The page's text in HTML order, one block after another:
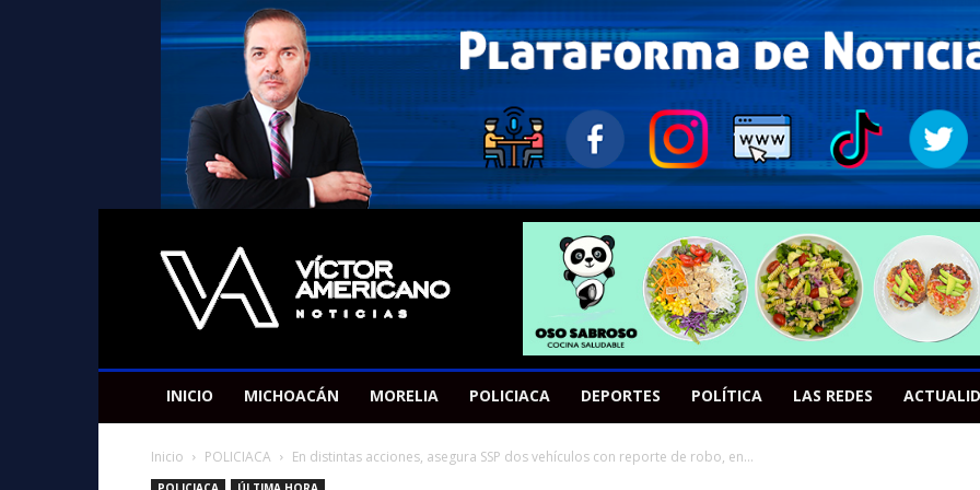
Americano
Victor
INICIO MICHOACÁN MORELIA POLICIACA DEPORTES POLÍTICA LAS REDES
Inicio POLICIACA En distintas acciones, asegura SSP dos vehículos con reporte de robo, en...